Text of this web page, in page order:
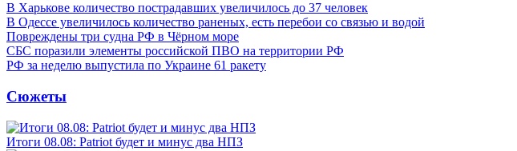
В Харькове количество пострадавших увеличилось до 37 человек
В Одессе увеличилось количество раненых, есть перебои со связью и водой
Повреждены три судна РФ в Чёрном море
СБС поразили элементы российской ПВО на территории РФ
РФ за неделю выпустила по Украине 61 ракету
Сюжеты
Итоги 08.08: Patriot будет и минус два НПЗ